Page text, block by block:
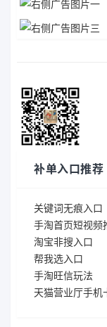
补单入口推荐
关键词无痕入口
手淘首页短视频
淘宝非搜入口
帮我选入口
手淘旺信玩法
天猫营业厅手机